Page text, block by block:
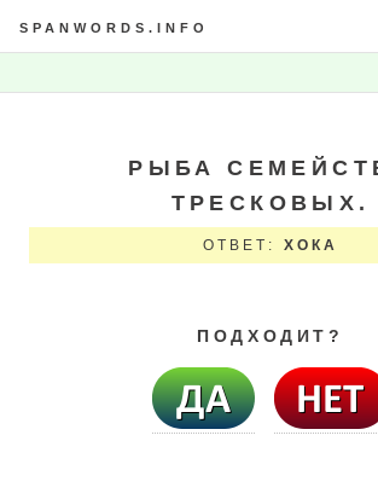
SPANWORDS.INFO
РЫБА
ТРЕСКОВЫХ.
ОТВЕТ: ХОКА
ПОДХОДИТ?